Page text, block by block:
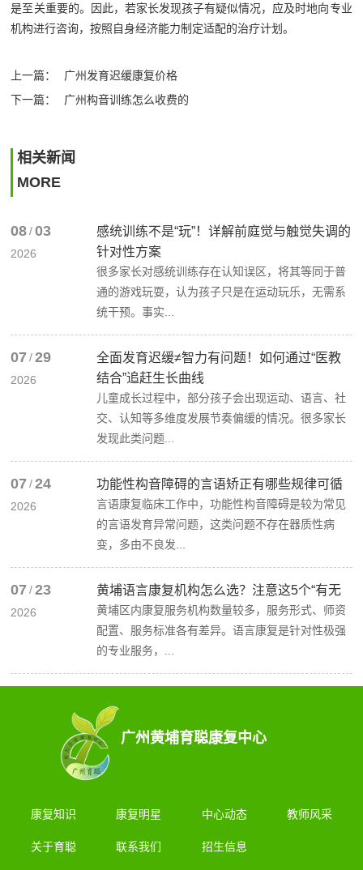
是至关重要的。因此，若家长发现孩子有疑似情况，应及时地向专业
机构‍进行咨询，按照自身经济能力制定适配的治疗计划。
上一篇：
广州发育迟缓康复价格
下一篇：
广州构音训练怎么收费的
相关新闻
MORE
08 / 03
2026
感统训练不是“玩”！详解前庭觉与触觉失调的
针对性方案
很多家长对感统训练存在认知误区，将其等同于普
通的游戏玩耍，认为孩子只是在运动玩乐，无需系
统干预。事实...
07 / 29
2026
全面发育迟缓≠智力有问题！如何通过“医教
结合”追赶生长曲线
儿童成长过程中，部分孩子会出现运动、语言、社
交、认知等多维度发展节奏偏缓的情况。很多家长
发现此类问题...
07 / 24
2026
功能性构音障碍的言语矫正有哪些规律可循
言语康复临床工作中，功能性构音障碍是较为常见
的言语发育异常问题，这类问题不存在器质性病
变，多由不良发...
07 / 23
2026
黄埔语言康复机构怎么选？注意这5个“有无
黄埔区内康复服务机构数量较多，服务形式、师资
配置、服务标准各有差异。语言康复是针对性极强
的专业服务，...
广州黄埔育聪康复中心
康复知识 康复明星 中心动态 教师风采
关于育聪 联系我们 招生信息